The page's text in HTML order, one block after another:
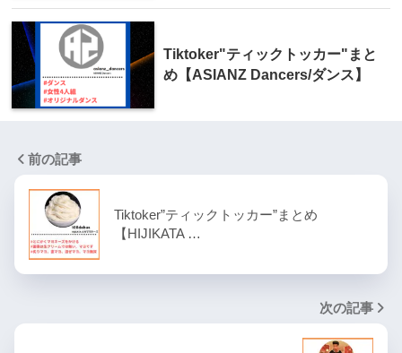
Tiktoker"ティックトッカー"まと
め【ASIANZ Dancers/ダンス】
前の記事
Tiktoker”ティックトッカー”まとめ
【HIJIKATA …
次の記事